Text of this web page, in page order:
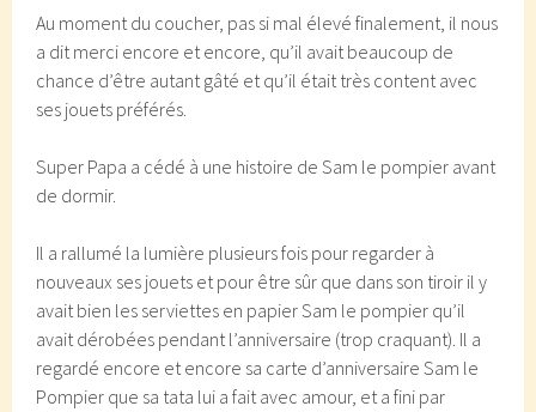
Au moment du coucher, pas si mal élevé finalement, il nous
a dit merci encore et encore, qu’il avait beaucoup de
chance d’être autant gâté et qu’il était très content avec
ses jouets préférés.
Super Papa a cédé à une histoire de Sam le pompier avant
de dormir.
Il a rallumé la lumière plusieurs fois pour regarder à
nouveaux ses jouets et pour être sûr que dans son tiroir il y
avait bien les serviettes en papier Sam le pompier qu’il
avait dérobées pendant l’anniversaire (trop craquant). Il a
regardé encore et encore sa carte d’anniversaire Sam le
Pompier que sa tata lui a fait avec amour, et a fini par